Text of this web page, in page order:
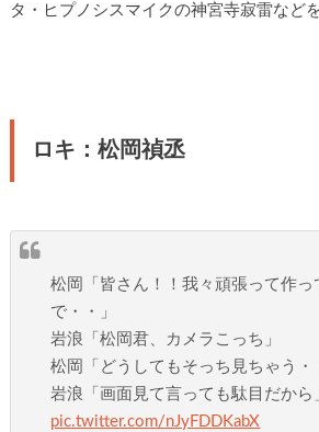
タ・ヒプノシスマイクの神宮寺寂雷など
ロキ：松岡禎丞
松岡「皆さん！！我々頑張って作っ
で・・」
岩浪「松岡君、カメラこっち」
松岡「どうしてもそっち見ちゃう・
岩浪「画面見て言っても駄目だから
pic.twitter.com/nJyFDDKabX